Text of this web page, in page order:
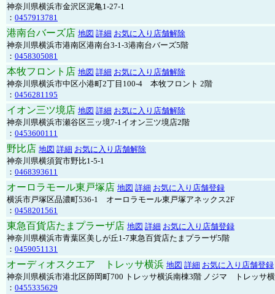
神奈川県横浜市金沢区泥亀1-27-1
： 0457913781
港南台バーズ店 地図 詳細 お気に入り店舗解除
神奈川県横浜市港南区港南台3-1-3港南台バーズ5階
： 0458305081
本牧フロント店 地図 詳細 お気に入り店舗解除
神奈川県横浜市中区小港町2丁目100-4 本牧フロント 2階
： 0456281195
イオン三ツ境店 地図 詳細 お気に入り店舗解除
神奈川県横浜市瀬谷区三ッ境7-1イオン三ツ境店2階
： 0453600111
野比店 地図 詳細 お気に入り店舗解除
神奈川県横須賀市野比1-5-1
： 0468393611
オーロラモール東戸塚店 地図 詳細 お気に入り店舗登録
横浜市戸塚区品濃町536-1 オーロラモール東戸塚アネックス2F
： 0458201561
東急百貨店たまプラーザ店 地図 詳細 お気に入り店舗登録
神奈川県横浜市青葉区美しが丘1-7東急百貨店たまプラーザ5階
： 0459051131
オーディオスクエア トレッサ横浜 地図 詳細 お気に入り店舗登録
神奈川県横浜市港北区師岡町700 トレッサ横浜南棟3階 ノジマ トレッサ
： 0455335629